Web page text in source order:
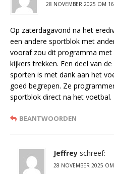
28 NOVEMBER 2025 OM
Op zaterdagavond na het
een andere sportblok met
vooraf zou dit programma
kijkers trekken. Een deel van
sporten is met dank aan het
goed begrepen. Ze
sportblok direct na het voetbal.
BEANTWOORDEN
Jeffrey schreef:
28 NOVEMBER 2025